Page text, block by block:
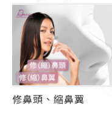
修鼻頭、縮鼻翼